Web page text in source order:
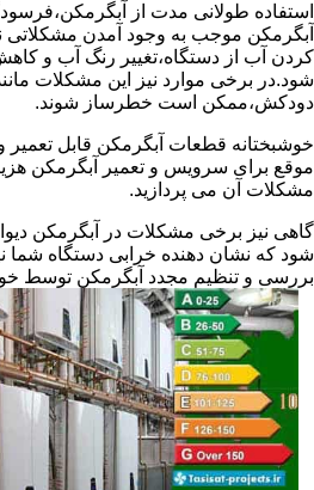
استفاده طولانی مدت از
آبگرمکن موجب به وجود آمدن
کردن آب از دستگاه،تغییر رنگ آب و
شود.در برخی موارد نیز این مشکلات
دودکش،ممکن است خطرساز شوند.
خوشبختانه قطعات آبگرمکن قابل تعمیر
موقع برای سرویس و تعمیر آبگرمکن
مشکلات آن می پردازید.
گاهی نیز برخی مشکلات در آبگرمکن
شود که نشان دهنده خرابی دستگاه شما
بررسی و تنظیم مجدد آبگرمکن توسط